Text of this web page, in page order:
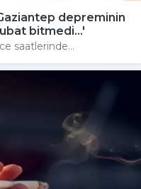
depreminin
bitmedi...'
saatlerinde...